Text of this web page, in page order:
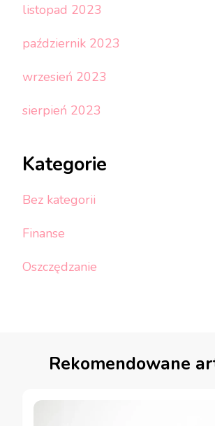
listopad 2023
październik 2023
wrzesień 2023
sierpień 2023
Kategorie
Bez kategorii
Finanse
Oszczędzanie
Rekomendowane